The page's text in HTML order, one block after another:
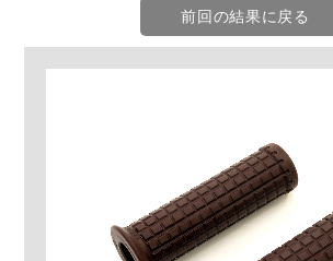
前回の結果に戻る